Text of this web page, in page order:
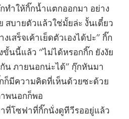
ทำให้กิ๊กน้ำแตกออกมา อย่าง
สบายตัวแล้วใช่มั้ยล่ะ งั้นเดี๋ยว
เสร็จเค้าเย็ดตัวเองได้ปะ” กิ๊ก
ขั้นนี้แล้ว “ไม่ได้หรอกกิ๊ก ยังงัย
น ภายนอกน่ะได้” กุ๊กหันมา
ก็มีความคิดที่เห็นด้วยซะด้วย
พนอกก็พอ
ที่โซฟาที่กิ๊กนั่งดูทีวีรออยู่แล้ว